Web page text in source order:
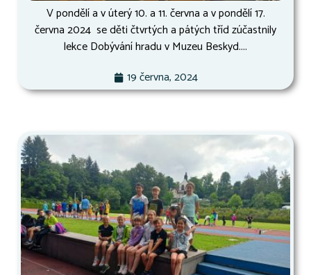
V pondělí a v úterý 10. a 11. června a v pondělí 17.
června 2024 se děti čtvrtých a pátých tříd zúčastnily
lekce Dobývání hradu v Muzeu Beskyd....
19 června, 2024